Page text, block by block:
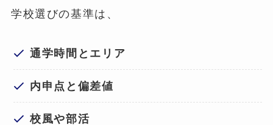
学校選びの基準は、
通学時間とエリア
内申点と偏差値
校風や部活